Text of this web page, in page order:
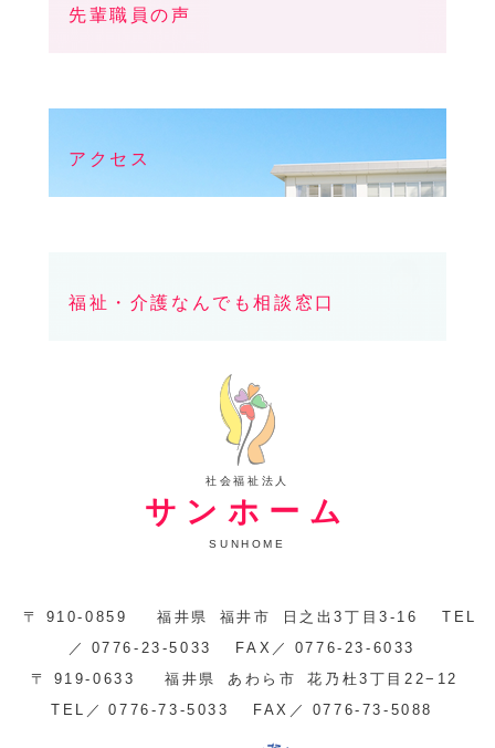
先輩職員の声
アクセス
福祉・介護なんでも相談窓口
社会福祉法人
サンホーム
SUNHOME
〒 910-0859 福井県 福井市 日之出3丁目3-16
TEL
／
0776-23-5033 FAX／
0776-23-6033
〒
919-0633 福井県 あわら市
花乃杜3丁目22−12
TEL／
0776-73-5033 FAX／ 0776-73-5088